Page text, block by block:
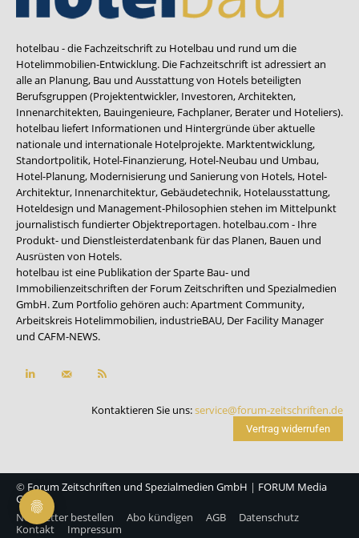
hotelbau - die Fachzeitschrift zu Hotelbau und rund um die
Hotelimmobilien-Entwicklung. Die Fachzeitschrift ist adressiert an
alle an Planung, Bau und Ausstattung von Hotels beteiligten
Berufsgruppen (Projektentwickler, Investoren, Architekten,
Innenarchitekten, Bauingenieure, Fachplaner, Berater und Hoteliers).
hotelbau liefert Informationen und Hintergründe über aktuelle
nationale und internationale Hotelprojekte. Marktentwicklung,
Standortpolitik, Hotel-Finanzierung, Hotel-Neubau und Umbau,
Hotel-Planung, Modernisierung und Sanierung von Hotels, Hotel-
Architektur, Innenarchitektur, Gebäudetechnik, Hotelausstattung,
Hoteldesign und Management-Philosophien stehen im Mittelpunkt
journalistisch fundierter Objektreportagen. hotelbau.com - Ihre
Produkt- und Dienstleisterdatenbank für das Planen, Bauen und
Ausrüsten von Hotels.
hotelbau ist eine Publikation der Sparte Bau- und
Immobilienzeitschriften der Forum Zeitschriften und Spezialmedien
GmbH. Zum Portfolio gehören auch:Apartment Community,
Arbeitskreis Hotelimmobilien, industrieBAU, Der Facility Manager
und CAFM-NEWS.
Kontaktieren Sie uns:service@forum-zeitschriften.de
Vertrag widerrufen
© Forum Zeitschriften und Spezialmedien GmbH | FORUM Media
Group
Newsletter bestellen
Abo kündigen AGB
Datenschutz
Kontakt
Impressum